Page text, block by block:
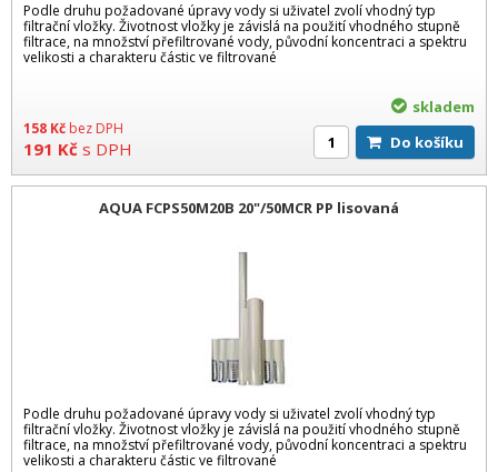
Podle druhu požadované úpravy vody si uživatel zvolí vhodný typ
filtrační vložky. Životnost vložky je závislá na použití vhodného stupně
filtrace, na množství přefiltrované vody, původní koncentraci a spektru
velikosti a charakteru částic ve filtrované
158 Kč bez DPH
191 Kč s DPH
skladem
Do košíku
AQUA FCPS50M20B 20"/50MCR PP lisovaná
Podle druhu požadované úpravy vody si uživatel zvolí vhodný typ
filtrační vložky. Životnost vložky je závislá na použití vhodného stupně
filtrace, na množství přefiltrované vody, původní koncentraci a spektru
velikosti a charakteru částic ve filtrované